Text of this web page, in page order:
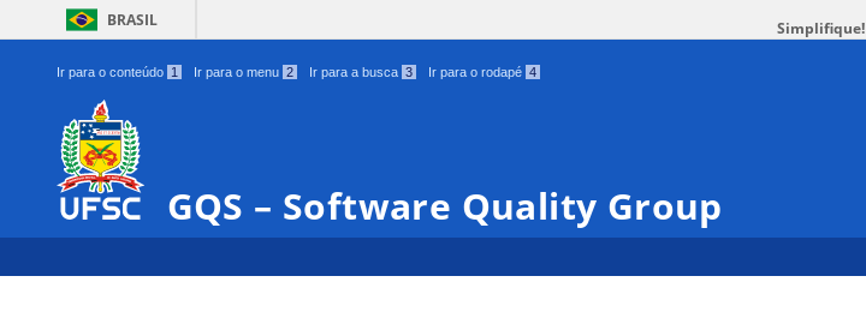
BRASIL Simplifique!
Ir para o conteúdo 1 Ir para o menu 2 Ir para a busca 3 Ir para o rodapé 4
GQS – Software Quality Group